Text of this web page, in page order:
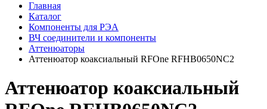
Главная
Каталог
Компоненты для РЭА
ВЧ соединители и компоненты
Аттенюаторы
Аттенюатор коаксиальный RFOne RFHB0650NC2
Аттенюатор коаксиальный